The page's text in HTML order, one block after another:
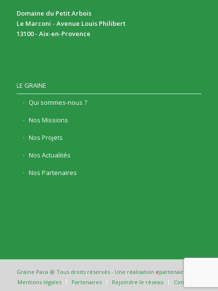
Domaine du Petit Arbois
Le Marconi - Avenue Louis Philibert
13100 - Aix-en-Provence
LE GRAINE
Qui sommes-nous ?
Nos Missions
Nos Projets
Nos Actualités
Nos Partenaires
Graine Paca @ Tous droits réservés - Une réalisation epartenaire
Mentions légales
Partenaires Rejoindre le réseau Contact